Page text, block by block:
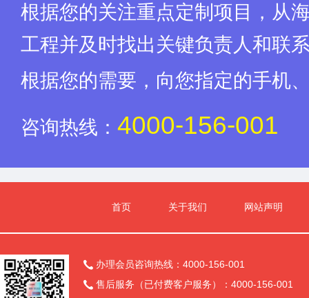
根据您的关注重点定制项目，从
工程并及时找出关键负责人和联
根据您的需要，向您指定的手机
咨询热线： 4000-156-001
首页 关于我们 网站声明
 办理会员咨询热线：4000-156-001
 售后服务（已付费客户服务）：4000-156-001